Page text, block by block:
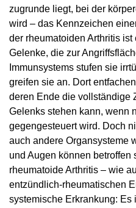
zugrunde liegt, bei der
wird – das Kennzeichen
der rheumatoiden Arthritis
Gelenke, die zur
Immunsystems stufen sie
greifen sie an. Dort
deren Ende die vollständige
Gelenks stehen kann, wenn
gegengesteuert wird. Doch
auch andere Organsysteme
und Augen können betroffen
rheumatoide Arthritis – wie
entzündlich-rheumatischen
systemische Erkrankung: Es